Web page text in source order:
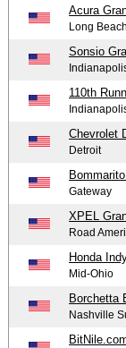
Acura
Long Beach
Sonsio
110th
Chevrolet
Detroit
Gateway
XPEL
Road
Honda
Mid-Ohio
Borchetta
Nashville